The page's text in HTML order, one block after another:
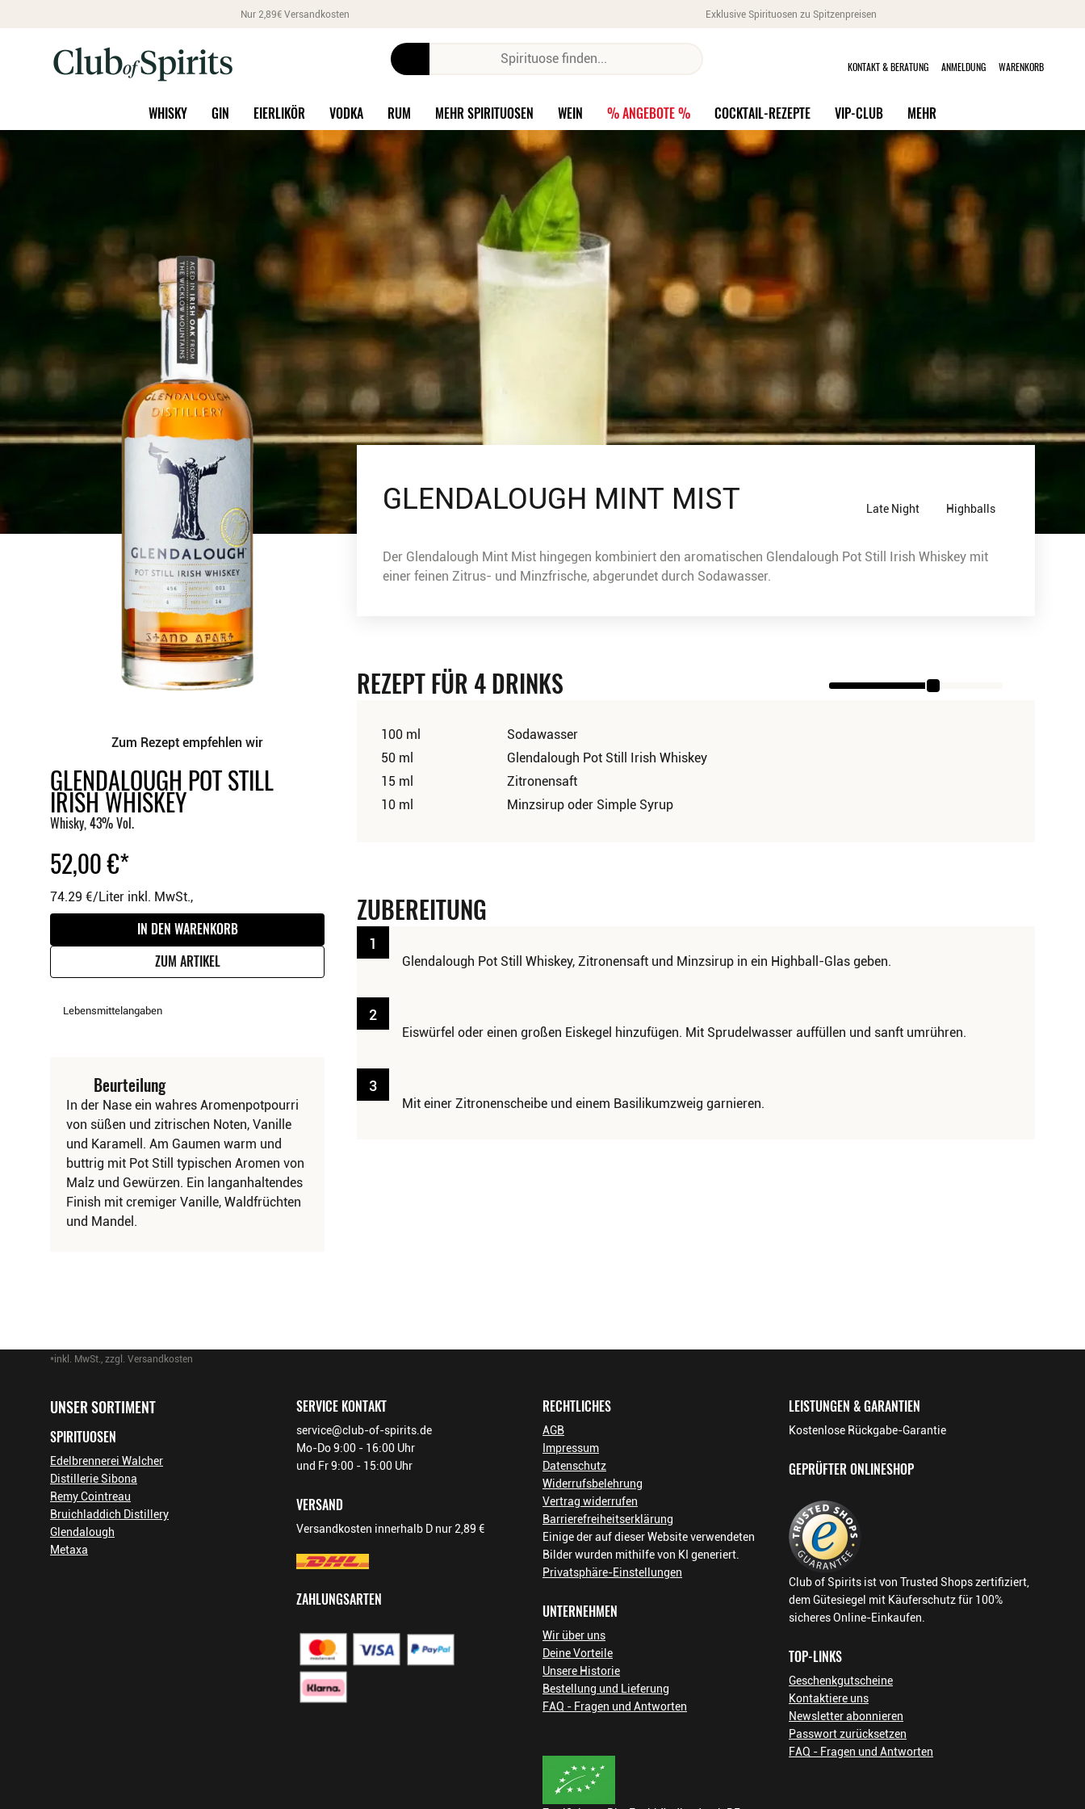
Nur 2,89€ Versandkosten Exklusive Spirituosen zu Spitzenpreisen
KONTAKT & BERATUNG ANMELDUNG WARENKORB
WHISKY GIN EIERLIKÖR VODKA RUM MEHR SPIRITUOSEN WEIN % ANGEBOTE % COCKTAIL-REZEPTE VIP-CLUB MEHR
Zum Rezept empfehlen wir
GLENDALOUGH POT STILL
IRISH WHISKEY
Whisky, 43% Vol.
52,00€
74.29 €/Liter inkl. MwSt.,
IN DEN WARENKORB
ZUM ARTIKEL
Lebensmittelangaben
Beurteilung
In der Nase ein wahres Aromenpotpourri
von süßen und zitrischen Noten, Vanille
und Karamell. Am Gaumen warm und
buttrig mit Pot Still typischen Aromen von
Malz und Gewürzen. Ein langanhaltendes
Finish mit cremiger Vanille, Waldfrüchten
und Mandel.
GLENDALOUGH MINT MIST Late Night Highballs
Der Glendalough Mint Mist hingegen kombiniert den aromatischen Glendalough Pot Still Irish Whiskey mit
einer feinen Zitrus- und Minzfrische, abgerundet durch Sodawasser.
REZEPT FÜR 4 DRINKS
100 ml
Sodawasser
50 ml
Glendalough Pot Still Irish Whiskey
15 ml
Zitronensaft
10 ml
Minzsirup oder Simple Syrup
ZUBEREITUNG
1
Glendalough Pot Still Whiskey, Zitronensaft und Minzsirup in ein Highball-Glas geben.
2
Eiswürfel oder einen großen Eiskegel hinzufügen. Mit Sprudelwasser auffüllen und sanft umrühren.
3
Mit einer Zitronenscheibe und einem Basilikumzweig garnieren.
*inkl. MwSt., zzgl. Versandkosten
UNSER SORTIMENT
SPIRITUOSEN
Edelbrennerei Walcher
Distillerie Sibona
Remy Cointreau
Bruichladdich Distillery
Glendalough
Metaxa
SERVICE KONTAKT
service@club-of-spirits.de
Mo-Do 9:00 - 16:00 Uhr
und Fr 9:00 - 15:00 Uhr
VERSAND
Versandkosten innerhalb D nur 2,89 €
ZAHLUNGSARTEN
RECHTLICHES
AGB
Impressum
Datenschutz
Widerrufsbelehrung
Vertrag widerrufen
Barrierefreiheitserklärung
Einige der auf dieser Website verwendeten
Bilder wurden mithilfe von KI generiert.
Privatsphäre-Einstellungen
UNTERNEHMEN
Wir über uns
Deine Vorteile
Unsere Historie
Bestellung und Lieferung
FAQ - Fragen und Antworten
LEISTUNGEN & GARANTIEN
Kostenlose Rückgabe-Garantie
GEPRÜFTER ONLINESHOP
Club of Spirits ist von Trusted Shops zertifiziert,
dem Gütesiegel mit Käuferschutz für 100%
sicheres Online-Einkaufen.
TOP-LINKS
Geschenkgutscheine
Kontaktiere uns
Newsletter abonnieren
Passwort zurücksetzen
FAQ - Fragen und Antworten